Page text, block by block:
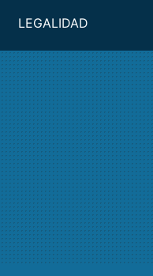
LEGALIDAD